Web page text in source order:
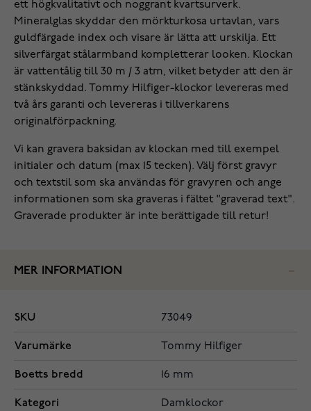
ett högkvalitativt och noggrant kvartsurverk.
Mineralglas skyddar den mörkturkosa urtavlan, vars
guldfärgade index och visare är lätta att urskilja. Ett
silverfärgat stålarmband kompletterar looken. Klockan
är vattentålig till 30 m / 3 atm, vilket betyder att den är
stänkskyddad. Tommy Hilfiger-klockor levereras med
två års garanti och levereras i tillverkarens
originalförpackning.
Vi kan gravera baksidan av klockan med till exempel
initialer och datum (max 15 tecken). Välj först gravyr
och textstil som ska användas för gravyren och ange
informationen som ska graveras i fältet "graverad text".
Graverade produkter är inte berättigade till retur!
MER INFORMATION
SKU 73049
Varumärke Tommy Hilfiger
Boetts bredd 16 mm
Kategori Damklockor